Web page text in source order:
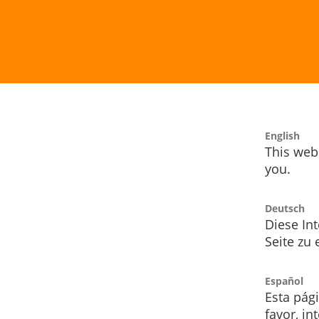
English
This
you.
Deutsch
Diese
Seite zu
Español
Esta
favor,